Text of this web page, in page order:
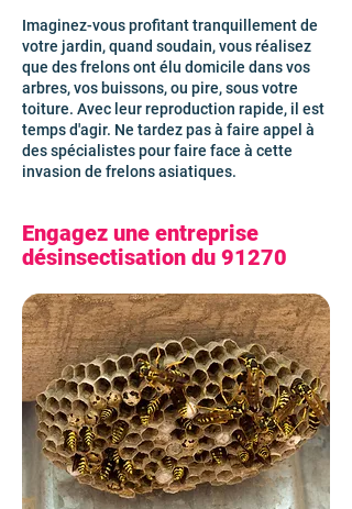
Imaginez-vous profitant tranquillement de
votre jardin, quand soudain, vous réalisez
que des frelons ont élu domicile dans vos
arbres, vos buissons, ou pire, sous votre
toiture. Avec leur reproduction rapide, il est
temps d'agir. Ne tardez pas à faire appel à
des spécialistes pour faire face à cette
invasion de frelons asiatiques.
Engagez une entreprise
désinsectisation du 91270